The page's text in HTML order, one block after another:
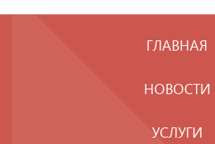
ГЛАВНАЯ
НОВОСТИ
УСЛУГИ